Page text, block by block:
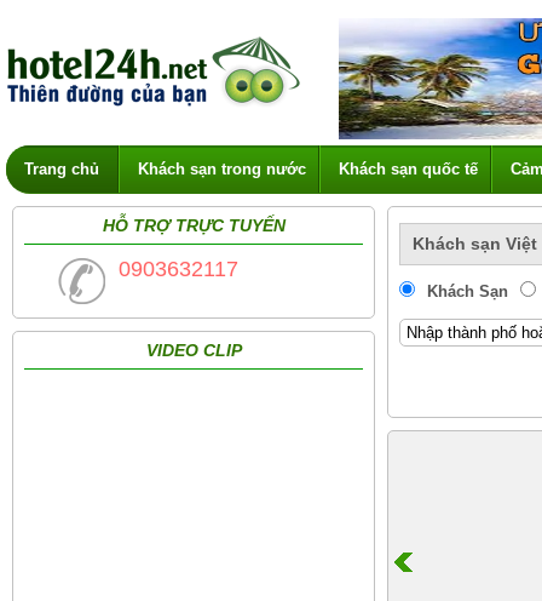
Trang chủ Khách sạn trong nước Khách sạn quốc tế
HỖ TRỢ TRỰC TUYẾN
0903632117
VIDEO CLIP
Khách sạn Việt
Khách Sạn